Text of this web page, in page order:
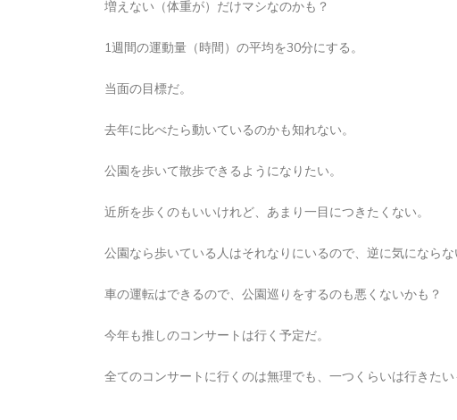
増えない（体重が）だけマシなのかも？
1週間の運動量（時間）の平均を30分にする。
当面の目標だ。
去年に比べたら動いているのかも知れない。
公園を歩いて散歩できるようになりたい。
近所を歩くのもいいけれど、あまり一目につきたくない。
公園なら歩いている人はそれなりにいるので、逆に気にならな
車の運転はできるので、公園巡りをするのも悪くないかも？
今年も推しのコンサートは行く予定だ。
全てのコンサートに行くのは無理でも、一つくらいは行きたい
2026年8月5日